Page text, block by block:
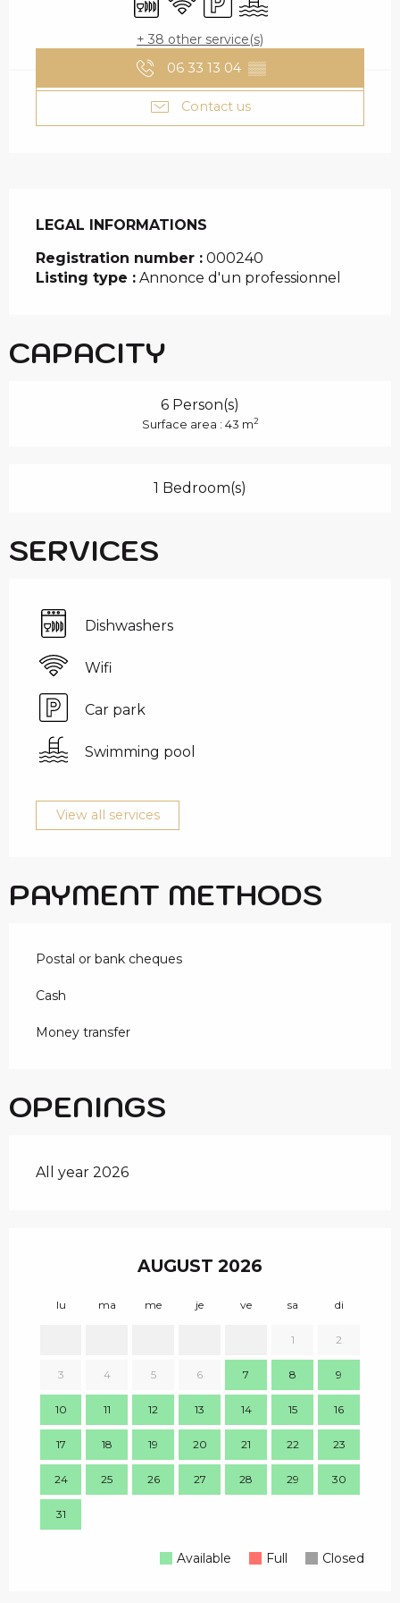
+ 38 other service(s)
06 33 13 04 ▒▒
Contact us
LEGAL INFORMATIONS
LEGAL INFORMATIONS
Registration number : 000240
Listing type : Annonce d'un professionnel
CAPACITY
6 Person(s)
Surface area : 43 m2
1 Bedroom(s)
SERVICES
Dishwashers
Wifi
Car park
Swimming pool
View all services
PAYMENT METHODS
Postal or bank cheques
Cash
Money transfer
OPENINGS
All year 2026
AUGUST 2026
lu ma me je ve sa di
1 2
3 4 5 6 7 8 9
10 11 12 13 14 15 16
17 18 19 20 21 22 23
24 25 26 27 28 29 30
31
Available Full Closed